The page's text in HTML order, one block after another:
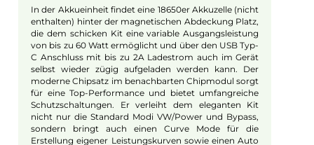
Modularer Aufbau für maximale
Flexibilität
Ein Alleinstellungsmerkmal des dotAIO X Systems ist
sein modularer Aufbau. Das Kit besteht aus einem
separaten Tankmodul, einem Chipmodul (samt
Bedientasten und Display) und einem Akkumodul, die
mechanisch und magnetisch sicher miteinander
verbunden werden und dann das gesamte System
bilden. Dieser modulare Aufbau ermöglicht dem
dotAIO X System eine enorme Wandlungsfähigkeit,